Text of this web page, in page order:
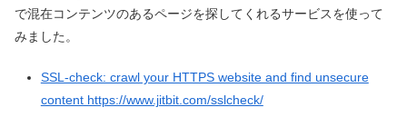
で混在コンテンツのあるページを探してくれるサービスを使って
みました。
SSL-check: crawl your HTTPS website and find unsecure
content https://www.jitbit.com/sslcheck/